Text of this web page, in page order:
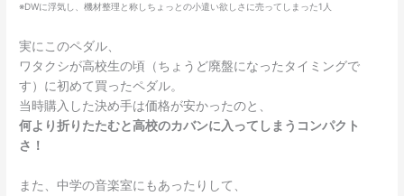
※DWに浮気し、機材整理と称しちょっとの小遣い欲しさに売ってしまった1人
実にこのペダル、
ワタクシが高校生の頃（ちょうど廃盤になったタイミングで
す）に初めて買ったペダル。
当時購入した決め手は価格が安かったのと、
何より折りたたむと高校のカバンに入ってしまうコンパクト
さ！
また、中学の音楽室にもあったりして、